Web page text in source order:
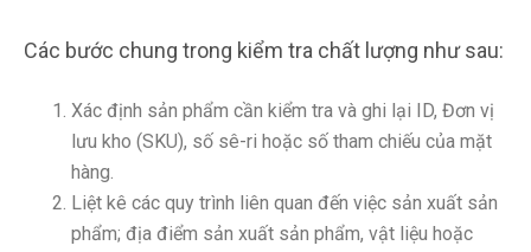
Các bước chung trong kiểm tra chất lượng như sau:
Xác định sản phẩm cần kiểm tra và ghi lại ID, Đơn vị
lưu kho (SKU), số sê-ri hoặc số tham chiếu của mặt
hàng.
Liệt kê các quy trình liên quan đến việc sản xuất sản
phẩm; địa điểm sản xuất sản phẩm, vật liệu hoặc